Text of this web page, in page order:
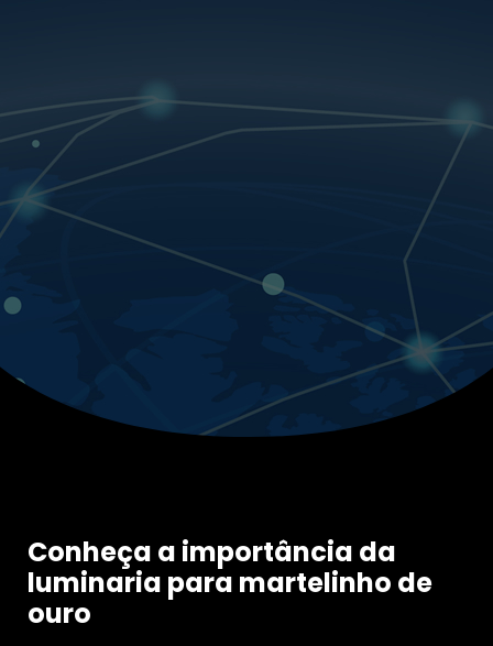
Conheça a importância da
luminaria para martelinho de
ouro